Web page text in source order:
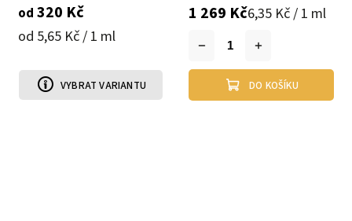
od 320 Kč
od 5,65 Kč / 1 ml
VYBRAT VARIANTU
1 269 Kč6,35 Kč / 1 ml
DO KOŠÍKU